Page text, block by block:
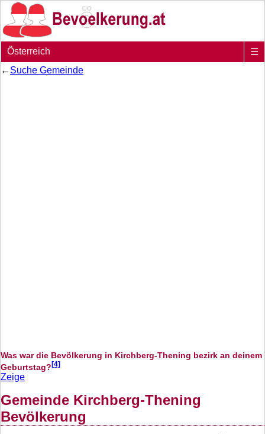
Österreich
☰
← Suche Gemeinde
Was war die Bevölkerung in Kirchberg-Thening bezirk an deinem
Geburtstag?[4]
Zeige
Gemeinde Kirchberg-Thening
Bevölkerung